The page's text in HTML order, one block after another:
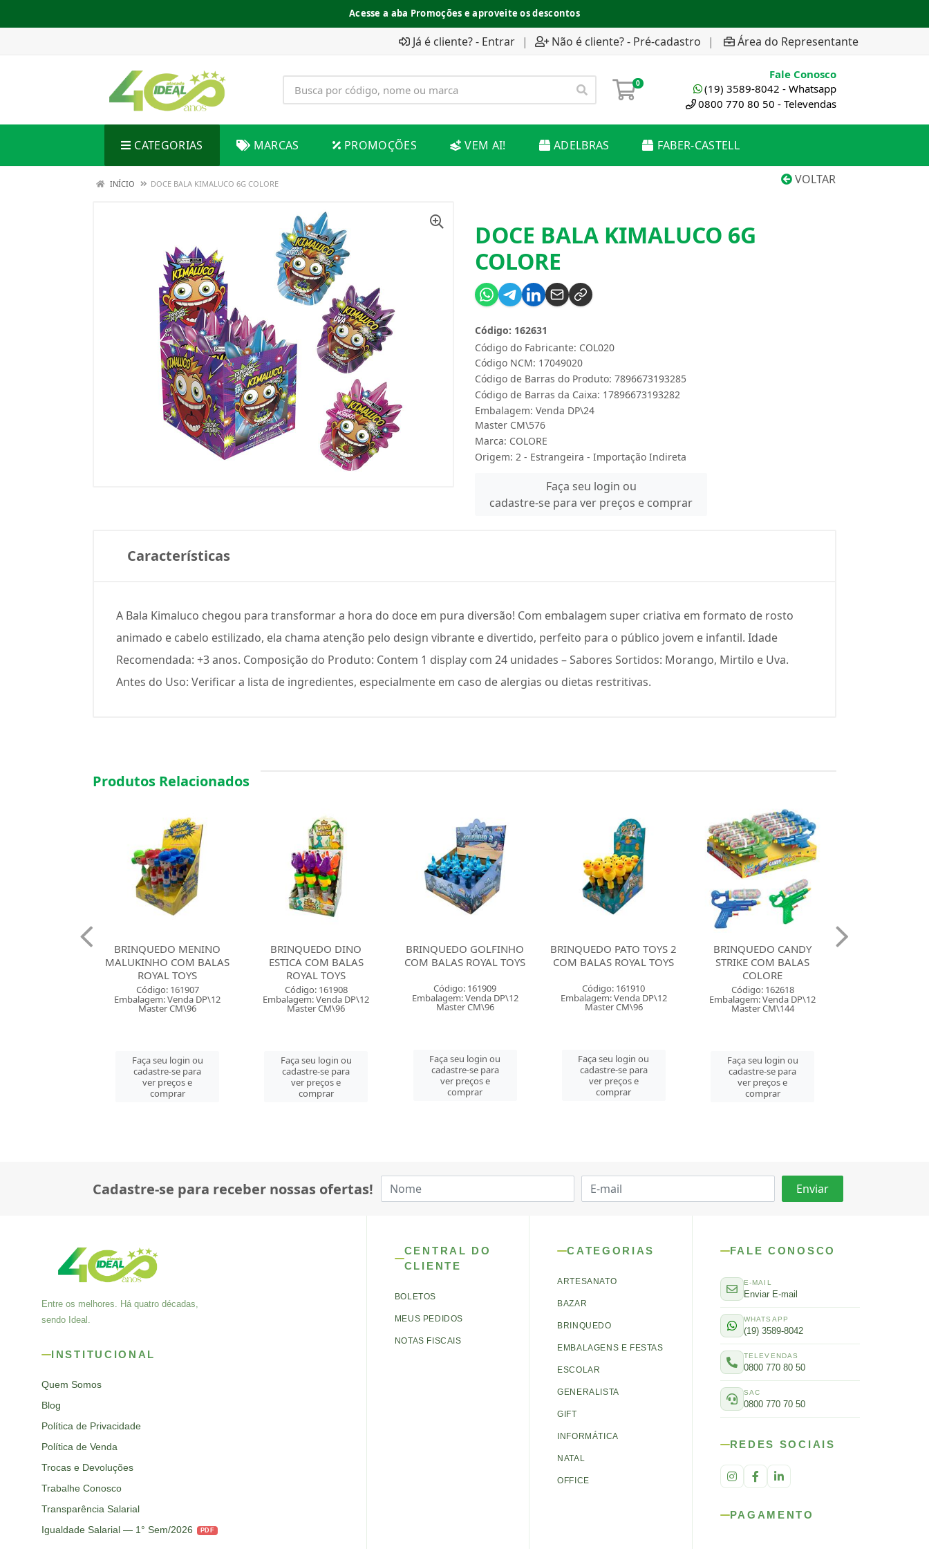
Acesse a aba Promoções e aproveite os descontos
Já é cliente? - Entrar | Não é cliente? - Pré-cadastro | Área do Representante
0
Fale Conosco
(19) 3589-8042 - Whatsapp
0800 770 80 50 - Televendas
CATEGORIAS MARCAS PROMOÇÕES VEM AI! ADELBRAS FABER-CASTELL
VOLTAR
INÍCIO DOCE BALA KIMALUCO 6G COLORE
DOCE BALA KIMALUCO 6G
COLORE
Código do Fabricante: COL020
Código: 162631
Código NCM: 17049020
Código de Barras do Produto: 7896673193285
Código de Barras da Caixa: 17896673193282
Embalagem: Venda DP\24
Master CM\576
Marca: COLORE
Origem: 2 - Estrangeira - Importação Indireta
Faça seu login ou
cadastre-se para ver preços e comprar
Características
A Bala Kimaluco chegou para transformar a hora do doce em pura diversão! Com embalagem super criativa em formato de rosto
animado e cabelo estilizado, ela chama atenção pelo design vibrante e divertido, perfeito para o público jovem e infantil. Idade
Recomendada: +3 anos. Composição do Produto: Contem 1 display com 24 unidades – Sabores Sortidos: Morango, Mirtilo e Uva.
Antes do Uso: Verificar a lista de ingredientes, especialmente em caso de alergias ou dietas restritivas.
Produtos Relacionados
BRINQUEDO DINO
ESTICA COM BALAS
ROYAL TOYS
Código: 161908
Embalagem: Venda DP\12
Master CM\96
Faça seu login ou
cadastre-se para
ver preços e
comprar
BRINQUEDO GOLFINHO
COM BALAS ROYAL TOYS
Código: 161909
Embalagem: Venda DP\12
Master CM\96
Faça seu login ou
cadastre-se para
ver preços e
comprar
BRINQUEDO PATO TOYS 2
COM BALAS ROYAL TOYS
Código: 161910
Embalagem: Venda DP\12
Master CM\96
Faça seu login ou
cadastre-se para
ver preços e
comprar
BRINQUEDO CANDY
STRIKE COM BALAS
Código: 162618
Embalagem: Venda DP\12
Master CM\144
Faça seu login ou
cadastre-se para
ver preços e
comprar
BRINQUEDO GUMMY
BALL COM BALAS
COLORE
Código: 162624
Embalagem: Venda DP\12
Master CM\96
Faça seu login ou
cadastre-se para
ver preços e
comprar
Cadastre-se para receber nossas ofertas!
Entre os melhores. Há quatro décadas,
sendo Ideal.
INSTITUCIONAL
Quem Somos
Blog
Política de Privacidade
Política de Venda
Trocas e Devoluções
Trabalhe Conosco
Transparência Salarial
Igualdade Salarial — 1° Sem/2026
PDF
CENTRAL DO
CLIENTE
BOLETOS
MEUS PEDIDOS
NOTAS FISCAIS
CATEGORIAS
ARTESANATO
BAZAR
BRINQUEDO
EMBALAGENS E FESTAS
ESCOLAR
GENERALISTA
GIFT
INFORMÁTICA
NATAL
OFFICE
FALE CONOSCO
E-MAIL
Enviar E-mail
WHATSAPP
(19) 3589-8042
TELEVENDAS
0800 770 80 50
SAC
0800 770 70 50
REDES SOCIAIS
PAGAMENTO